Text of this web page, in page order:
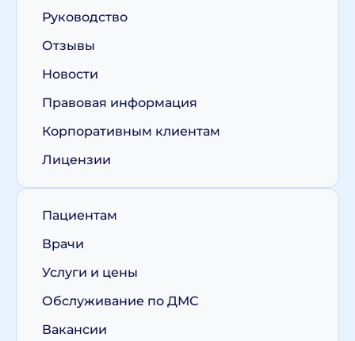
Руководство
Отзывы
Новости
Правовая информация
Корпоративным клиентам
Лицензии
Пациентам
Врачи
Услуги и цены
Обслуживание по ДМС
Вакансии